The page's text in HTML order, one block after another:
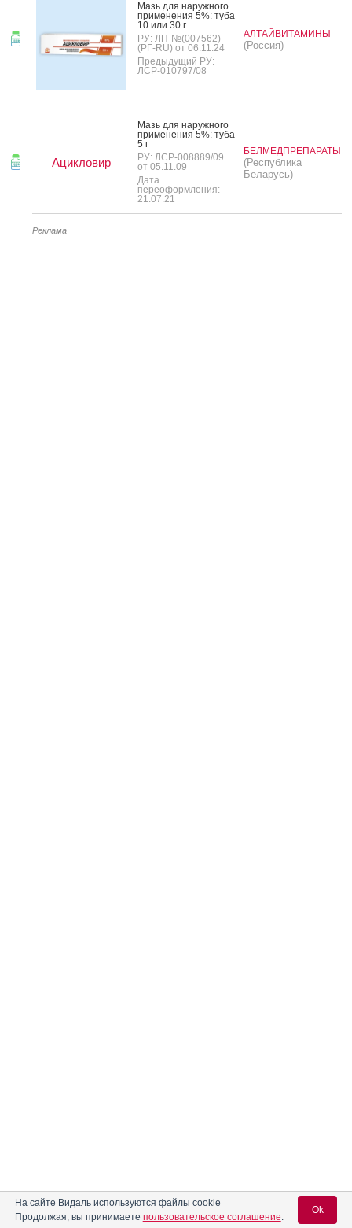
Мазь для на­руж­но­го
при­мене­ния 5%: ту­ба
10 или 30 г.
РУ: ЛП-№(007562)-
(РГ-RU) от 06.11.24
Предыдущий РУ:
ЛСР-010797/08
АЛТАЙВИТАМИНЫ
(Россия)
Ацикловир
Мазь для на­руж­но­го
при­мене­ния 5%: ту­ба
5 г
РУ: ЛСР-008889/09
от 05.11.09
Дата
переоформления:
21.07.21
БЕЛМЕДПРЕПАРАТЫ
(Республика
Беларусь)
Реклама
На сайте Видаль используются файлы cookie
Продолжая, вы принимаете пользовательское соглашение.
Ok